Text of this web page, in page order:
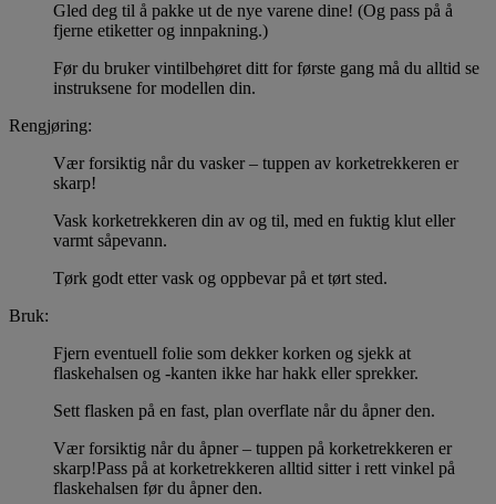
Gled deg til å pakke ut de nye varene dine! (Og pass på å
fjerne etiketter og innpakning.)
Før du bruker vintilbehøret ditt for første gang må du alltid se
instruksene for modellen din.
Rengjøring:
Vær forsiktig når du vasker – tuppen av korketrekkeren er
skarp!
Vask korketrekkeren din av og til, med en fuktig klut eller
varmt såpevann.
Tørk godt etter vask og oppbevar på et tørt sted.
Bruk:
Fjern eventuell folie som dekker korken og sjekk at
flaskehalsen og -kanten ikke har hakk eller sprekker.
Sett flasken på en fast, plan overflate når du åpner den.
Vær forsiktig når du åpner – tuppen på korketrekkeren er
skarp!Pass på at korketrekkeren alltid sitter i rett vinkel på
flaskehalsen før du åpner den.